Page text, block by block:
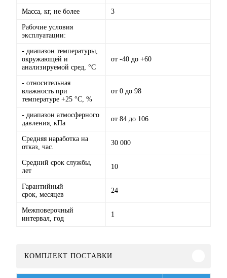
Масса, кг, не более 3
Рабочие условия
эксплуатации:
- диапазон температуры,
окружающей и
анализируемой сред, °C
от -40 до +60
- относительная
влажность при
температуре +25 °C, %
от 0 до 98
- диапазон атмосферного
давления, кПа
от 84 до 106
Средняя наработка на
отказ, час.
30 000
Средний срок службы,
лет
10
Гарантийный
срок, месяцев
24
Межповерочный
интервал, год
1
КОМПЛЕКТ ПОСТАВКИ